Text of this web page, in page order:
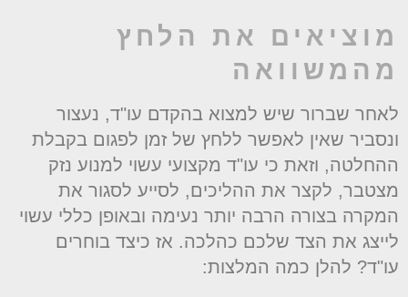
את הלחץ
שברור שיש למצוא בהקדם עו"ד, נעצור
שאין לאפשר ללחץ של זמן לפגום בקבלת
וזאת כי עו"ד מקצועי עשוי למנוע נזק
לקצר את ההליכים, לסייע לסגור את
בצורה הרבה יותר נעימה ובאופן כללי עשוי
את הצד שלכם כהלכה. אז כיצד בוחרים
להלן כמה המלצות: